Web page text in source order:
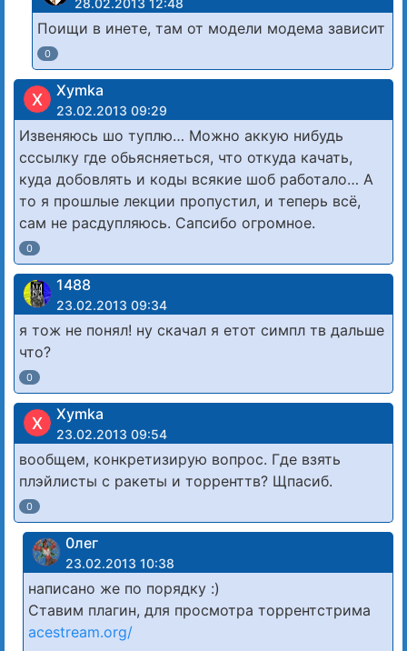
Поищи в инете, там от модели модема зависит
0
X Xymka
23.02.2013 09:29
Извеняюсь шо туплю… Можно аккую нибудь
сссылку где обьясняеться, что откуда качать,
куда добовлять и коды всякие шоб работало… А
то я прошлые лекции пропустил, и теперь всё,
сам не расдупляюсь. Сапсибо огромное.
0
1488
23.02.2013 09:34
я тож не понял! ну скачал я етот симпл тв дальше
что?
0
X Xymka
23.02.2013 09:54
вообщем, конкретизирую вопрос. Где взять
плэйлисты с ракеты и торренттв? Щпасиб.
0
0лег
23.02.2013 10:38
написано же по порядку :)
Ставим плагин, для просмотра торрентстрима
acestream.org/